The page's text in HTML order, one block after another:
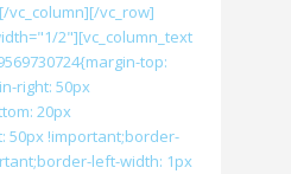
vc_column][/vc_row]
2"][vc_column_text
top:
right: 50px
20px
50px !important;border-
left-width: 1px